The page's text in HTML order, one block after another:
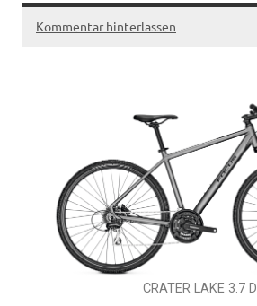
Kommentar hinterlassen
CRATER LAKE 3.7 DI